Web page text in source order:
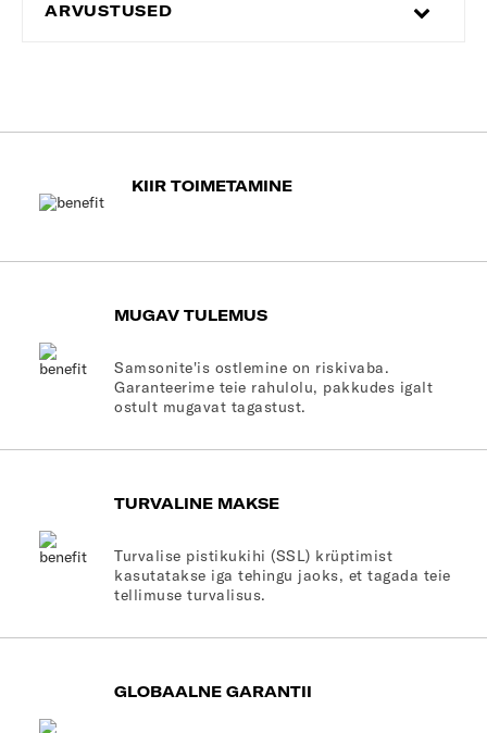
ARVUSTUSED
KIIR TOIMETAMINE
MUGAV TULEMUS
Samsonite'is ostlemine on riskivaba.
Garanteerime teie rahulolu, pakkudes igalt
ostult mugavat tagastust.
TURVALINE MAKSE
Turvalise pistikukihi (SSL) krüptimist
kasutatakse iga tehingu jaoks, et tagada teie
tellimuse turvalisus.
GLOBAALNE GARANTII